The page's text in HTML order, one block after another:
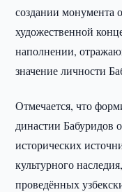
создании монумента
художественной
наполнении,
значение личности
Отмечается, что
династии Бабуридов
исторических
культурного
проведённых